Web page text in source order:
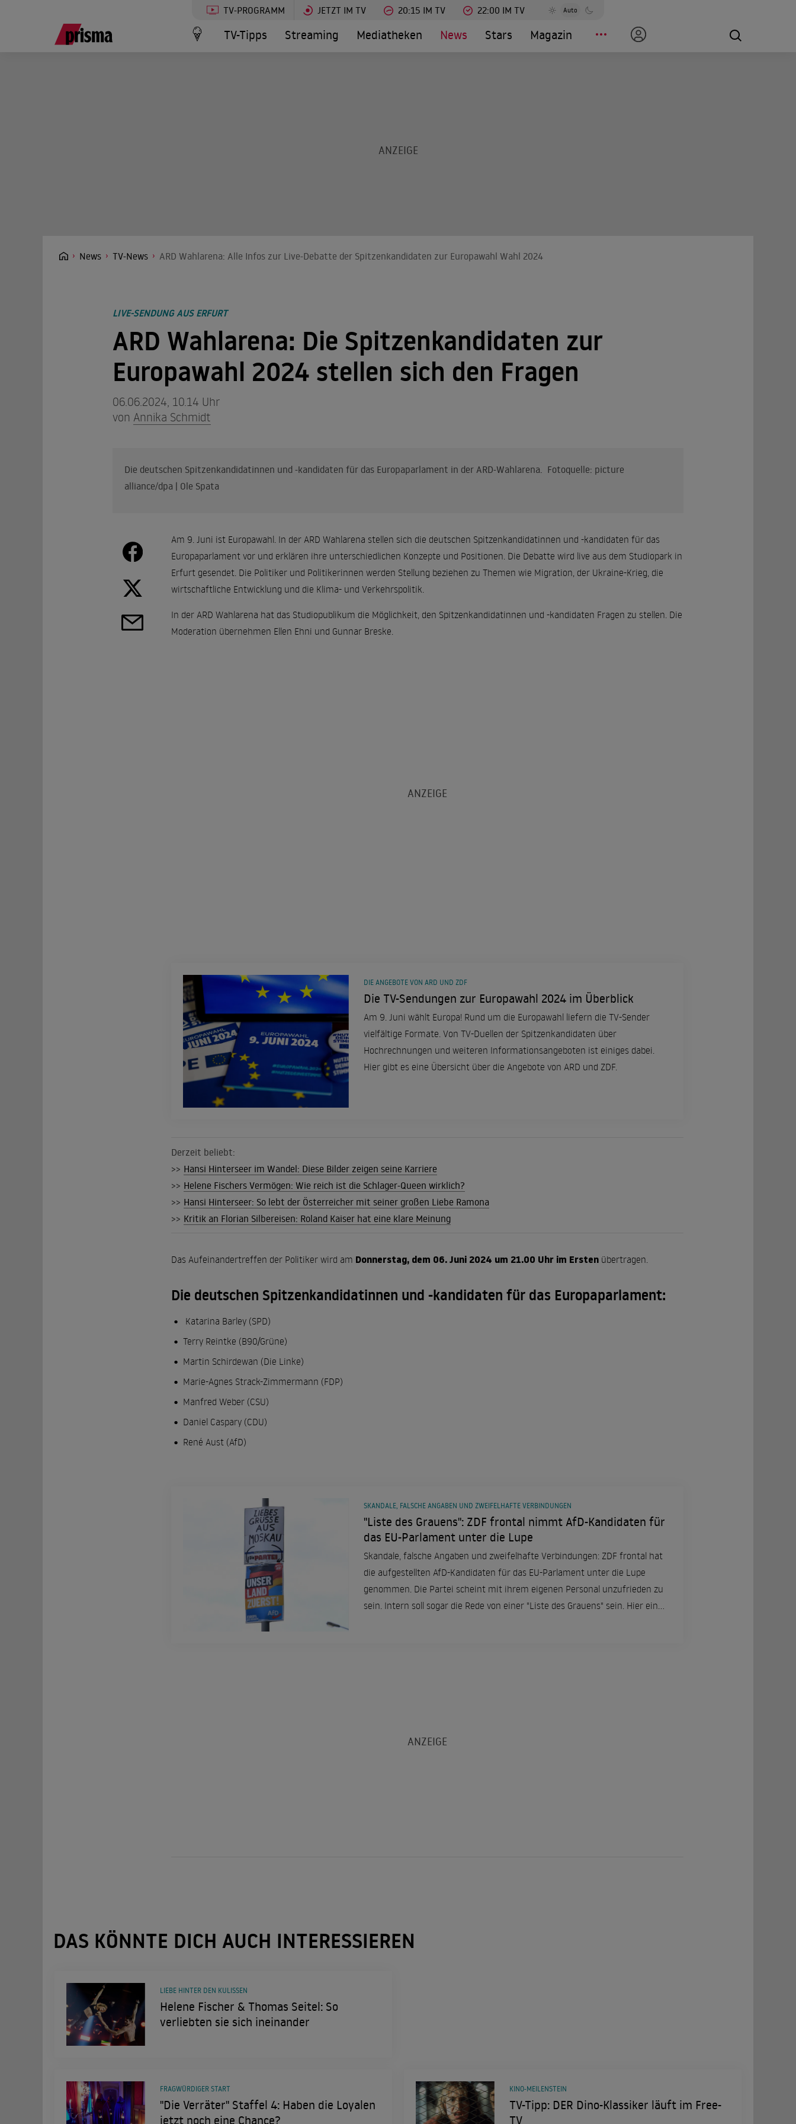
TV-PROGRAMM JETZT IM TV 20:15 IM TV 22:00 IM TV Auto
TV-Tipps Streaming Mediatheken News Stars Magazin
News TV-News ARD Wahlarena: Alle Infos zur Live-Debatte der Spitzenkandidaten zur Europawahl Wahl 2024
LIVE-SENDUNG AUS ERFURT
ARD Wahlarena: Die Spitzenkandidaten zur
Europawahl 2024 stellen sich den Fragen
06.06.2024, 10.14 Uhr
von Annika Schmidt
Die deutschen Spitzenkandidatinnen und -kandidaten für das Europaparlament in der ARD-Wahlarena. Fotoquelle: picture
alliance/dpa | Ole Spata
Am 9. Juni ist Europawahl. In der ARD Wahlarena stellen sich die deutschen Spitzenkandidatinnen und -kandidaten für das
Europaparlament vor und erklären ihre unterschiedlichen Konzepte und Positionen. Die Debatte wird live aus dem Studiopark in
Erfurt gesendet. Die Politiker und Politikerinnen werden Stellung beziehen zu Themen wie Migration, der Ukraine-Krieg, die
wirtschaftliche Entwicklung und die Klima- und Verkehrspolitik.
In der ARD Wahlarena hat das Studiopublikum die Möglichkeit, den Spitzenkandidatinnen und -kandidaten Fragen zu stellen. Die
Moderation übernehmen Ellen Ehni und Gunnar Breske.
Die TV-Sendungen zur Europawahl 2024 im Überblick
Am 9. Juni wählt Europa! Rund um die Europawahl liefern die TV-Sender
vielfältige Formate. Von TV-Duellen der Spitzenkandidaten über
Hochrechnungen und weiteren Informationsangeboten ist einiges dabei.
Hier gibt es eine Übersicht über die Angebote von ARD und ZDF.
DIE ANGEBOTE VON ARD UND ZDF
Derzeit beliebt:
>> Hansi Hinterseer im Wandel: Diese Bilder zeigen seine Karriere
>> Helene Fischers Vermögen: Wie reich ist die Schlager-Queen wirklich?
>> Hansi Hinterseer: So lebt der Österreicher mit seiner großen Liebe Ramona
>> Kritik an Florian Silbereisen: Roland Kaiser hat eine klare Meinung
Das Aufeinandertreffen der Politiker wird am Donnerstag, dem 06. Juni 2024 um 21.00 Uhr im Erstenübertragen.
Die deutschen Spitzenkandidatinnen und -kandidaten für das Europaparlament:
Katarina Barley (SPD)
Terry Reintke (B90/Grüne)
Martin Schirdewan (Die Linke)
Marie-Agnes Strack-Zimmermann (FDP)
Manfred Weber (CSU)
Daniel Caspary (CDU)
René Aust (AfD)
"Liste des Grauens": ZDF frontal nimmt AfD-Kandidaten für
das EU-Parlament unter die Lupe
Skandale, falsche Angaben und zweifelhafte Verbindungen: ZDF frontal hat
die aufgestellten AfD-Kandidaten für das EU-Parlament unter die Lupe
genommen. Die Partei scheint mit ihrem eigenen Personal unzufrieden zu
sein. Intern soll sogar die Rede von einer "Liste des Grauens" sein. Hier ein
SKANDALE, FALSCHE ANGABEN UND ZWEIFELHAFTE VERBINDUNGEN
DAS KÖNNTE DICH AUCH INTERESSIEREN
Helene Fischer & Thomas Seitel: So
verliebten sie sich ineinander
LIEBE HINTER DEN KULISSEN
"Die Verräter" Staffel 4: Haben die Loyalen
jetzt noch eine Chance?
FRAGWÜRDIGER START
TV-Tipp: DER Dino-Klassiker läuft im Free-
TV
KINO-MEILENSTEIN